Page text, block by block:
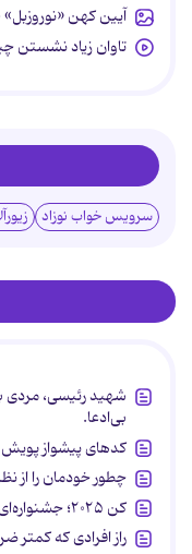
آیین کهن «نوروزبل» -
تاوان زیاد نشستن
سرویس خواب نوزاد
شهید رئیسی، مردی
بی‌ادعا.
کدهای پیشواز
چطور خودمان را از نظر ذهنی ۳۸
کن ۲۰۲۵؛ جشنواره‌ای علیه خانواده
راز افرادی که کمتر